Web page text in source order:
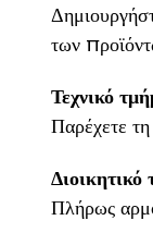
των
Τεχνικό
Παρέχετε
Διοικητικό
Πλήρως